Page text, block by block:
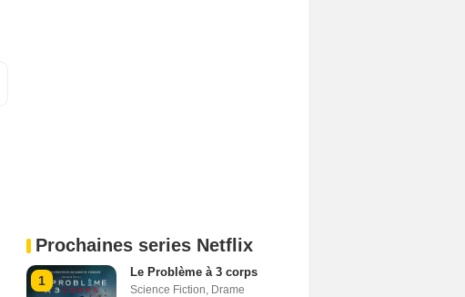
Prochaines series Netflix
1
Le Problème à 3 corps
Science Fiction, Drame